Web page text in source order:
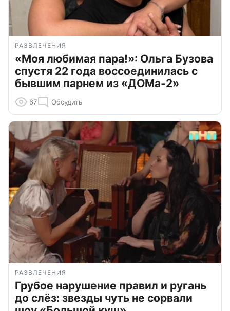
РАЗВЛЕЧЕНИЯ
«Моя любимая пара!»: Ольга Бузова
спустя 22 года воссоединилась с
бывшим парнем из «ДОМа-2»
67 Обсудить
РАЗВЛЕЧЕНИЯ
Грубое нарушение правил и ругань
до слёз: звезды чуть не сорвали